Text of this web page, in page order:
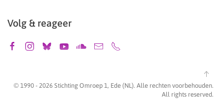
Volg & reageer
© 1990 - 2026 Stichting Omroep 1, Ede (NL). Alle rechten voorbehouden.
All rights reserved.